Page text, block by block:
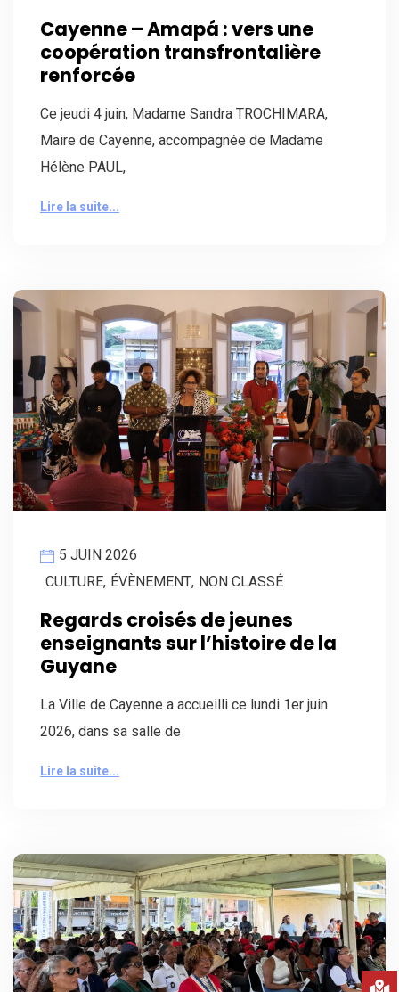
Cayenne – Amapá : vers une
coopération transfrontalière
renforcée
Ce jeudi 4 juin, Madame Sandra TROCHIMARA,
Maire de Cayenne, accompagnée de Madame
Hélène PAUL,
Lire la suite...
5 JUIN 2026
CULTURE, ÉVÈNEMENT, NON CLASSÉ
Regards croisés de jeunes
enseignants sur l’histoire de la
Guyane
La Ville de Cayenne a accueilli ce lundi 1er juin
2026, dans sa salle de
Lire la suite...